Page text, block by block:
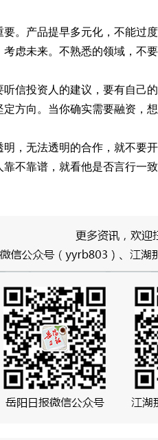
。产品提早多元化，不能过
虑未来。不熟悉的领域，不
信投资人的建议，要有自己
方向。当你确实需要融资，
，无法透明的合作，就不要
不靠谱，就看他是否言行一